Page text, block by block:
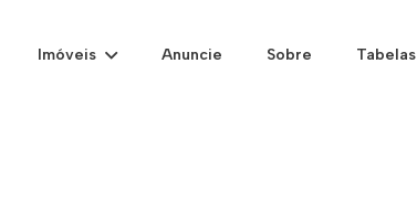
Imóveis Anuncie Sobre Tabelas